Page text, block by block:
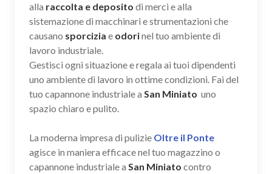
alla raccolta e deposito di merci e alla
sistemazione di macchinari e strumentazioni che
causano sporcizia e odorinel tuo ambiente di
lavoro industriale.
Gestisci ogni situazione e regala ai tuoi dipendenti
uno ambiente di lavoro in ottime condizioni. Fai del
tuo capannone industriale a San Miniato uno
spazio chiaro e pulito.
La moderna impresa di pulizie Oltre il Ponte
agisce in maniera efficace nel tuo magazzino o
capannone industriale a San Miniato contro